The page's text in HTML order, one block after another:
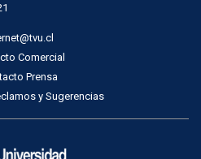
Comercial
Prensa
y Sugerencias